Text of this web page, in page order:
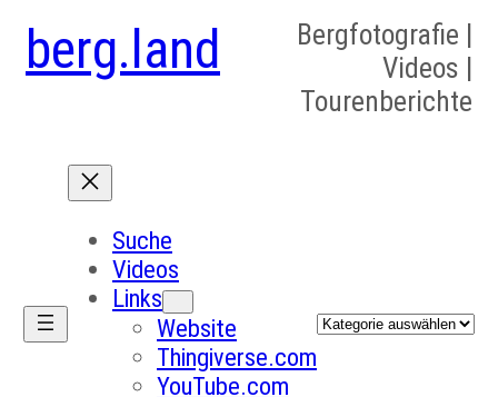
berg.land
Bergfotografie |
Videos |
Tourenberichte
Suche
Videos
Links
Website
Thingiverse.com
YouTube.com
Kategorien